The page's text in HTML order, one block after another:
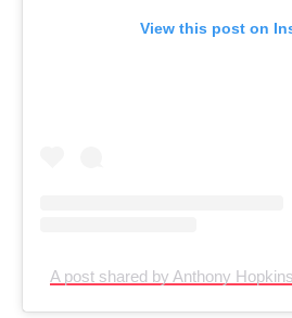
View this post on
A post shared by Anthony